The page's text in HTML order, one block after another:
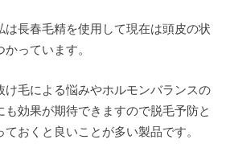
は長春毛精を使用して現在は頭皮の状
っています。
け毛による悩みやホルモンバランスの
効果が期待できますので脱毛予防と
おくと良いことが多い製品です。